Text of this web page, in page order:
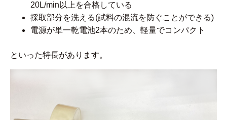
20L/min以上を合格している
採取部分を洗える(試料の混流を防ぐことができる)
電源が単一乾電池2本のため、軽量でコンパクト
といった特長があります。